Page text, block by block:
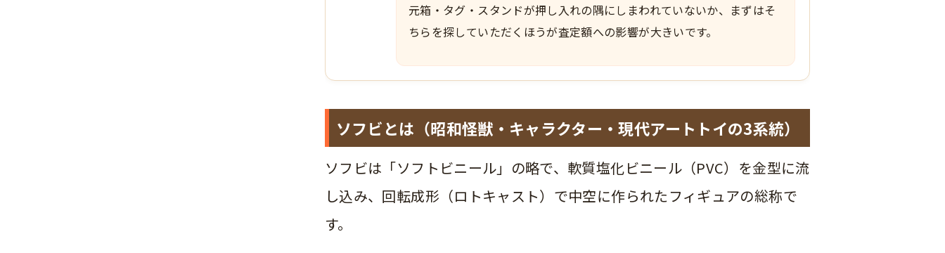
元箱・タグ・スタンドが押し入れの隅にしまわれていないか、まずはそ
ちらを探していただくほうが査定額への影響が大きいです。
ソフビとは（昭和怪獣・キャラクター・現代アートトイの3系統）
ソフビは「ソフトビニール」の略で、軟質塩化ビニール（PVC）を金型に流
し込み、回転成形（ロトキャスト）で中空に作られたフィギュアの総称で
す。